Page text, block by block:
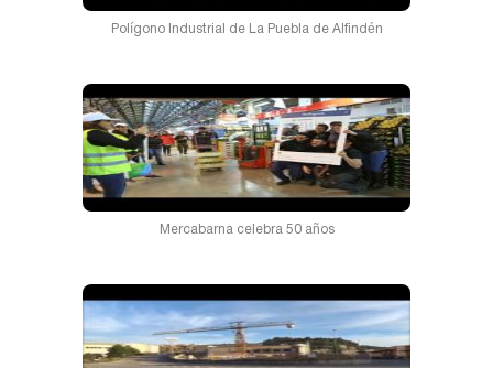
Polígono Industrial de La Puebla de Alfindén
Mercabarna celebra 50 años